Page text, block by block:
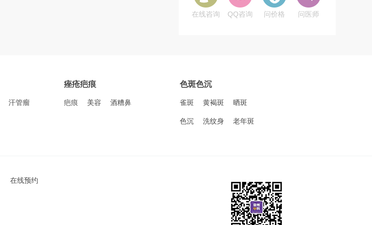
在线咨询 QQ咨询 问价格 问医师
汗管瘤
痤疮疤痕
疤痕 美容 酒糟鼻
色斑色沉
雀斑 黄褐斑 晒斑
色沉 洗纹身 老年斑
在线预约